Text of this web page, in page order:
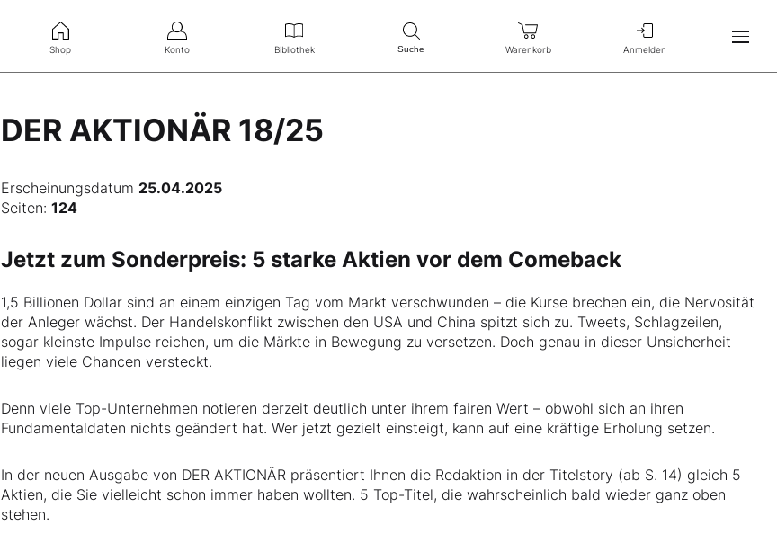
Shop Konto Bibliothek Suche Warenkorb Anmelden
DER AKTIONÄR 18/25
Erscheinungsdatum25.04.2025
Seiten:124
Jetzt zum Sonderpreis: 5 starke Aktien vor dem Comeback
1,5 Billionen Dollar sind an einem einzigen Tag vom Markt verschwunden – die Kurse brechen ein, die Nervosität
der Anleger wächst. Der Handelskonflikt zwischen den USA und China spitzt sich zu. Tweets, Schlagzeilen,
sogar kleinste Impulse reichen, um die Märkte in Bewegung zu versetzen. Doch genau in dieser Unsicherheit
liegen viele Chancen versteckt.
Denn viele Top-Unternehmen notieren derzeit deutlich unter ihrem fairen Wert – obwohl sich an ihren
Fundamentaldaten nichts geändert hat. Wer jetzt gezielt einsteigt, kann auf eine kräftige Erholung setzen.
In der neuen Ausgabe von DER AKTIONÄR präsentiert Ihnen die Redaktion in der Titelstory (ab S. 14) gleich 5
Aktien, die Sie vielleicht schon immer haben wollten. 5 Top-Titel, die wahrscheinlich bald wieder ganz oben
stehen.